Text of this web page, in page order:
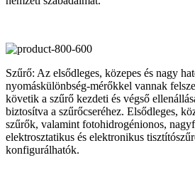
Szűrő: Az elsődleges, közepes és nagy
nyomáskülönbség-mérőkkel vannak
követik a szűrő kezdeti és végső
biztosítva a szűrőcseréhez. Elsődleges,
szűrők, valamint fotohidrogénionos,
elektrosztatikus és elektronikus
konfigurálhatók.